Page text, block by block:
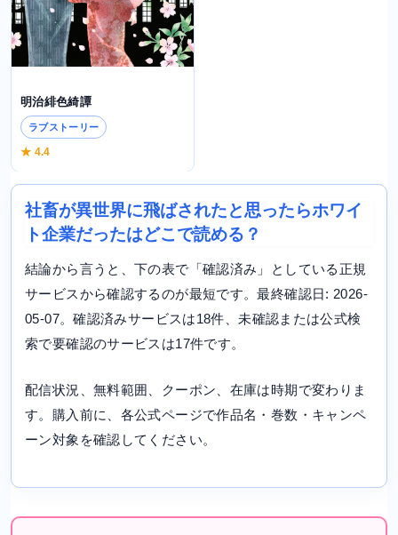
明治緋色綺譚
ラブストーリー
★ 4.4
社畜が異世界に飛ばされたと思ったらホワイ
ト企業だったはどこで読める？
結論から言うと、下の表で「確認済み」としている正規
サービスから確認するのが最短です。最終確認日: 2026-
05-07。確認済みサービスは18件、未確認または公式検
索で要確認のサービスは17件です。
配信状況、無料範囲、クーポン、在庫は時期で変わりま
す。購入前に、各公式ページで作品名・巻数・キャンペ
ーン対象を確認してください。